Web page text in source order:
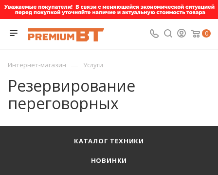
0
Интернет-магазин — Услуги
Резервирование
переговорных
КАТАЛОГ ТЕХНИКИ
НОВИНКИ